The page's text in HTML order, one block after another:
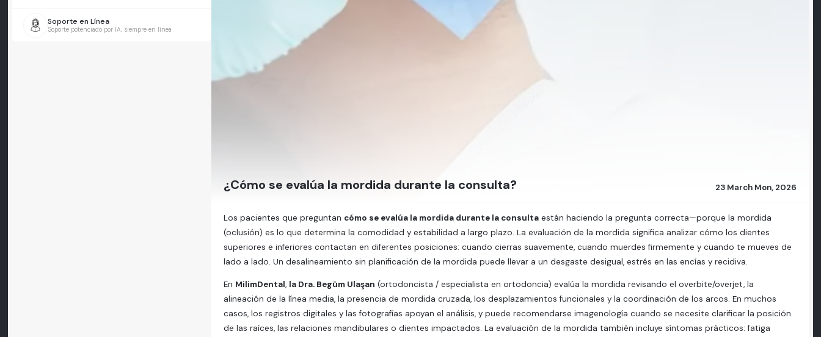
Soporte en Línea
Soporte potenciado por IA, siempre en línea
¿Cómo se evalúa la mordida durante la consulta? 23 March Mon, 2026
Los pacientes que preguntan cómo se evalúa la mordida durante la consulta están haciendo la pregunta correcta—porque la mordida
(oclusión) es lo que determina la comodidad y estabilidad a largo plazo. La evaluación de la mordida significa analizar cómo los dientes
superiores e inferiores contactan en diferentes posiciones: cuando cierras suavemente, cuando muerdes firmemente y cuando te mueves de
lado a lado. Un desalineamiento sin planificación de la mordida puede llevar a un desgaste desigual, estrés en las encías y recidiva.
En MilimDental, la Dra. Begüm Ulaşan (ortodoncista / especialista en ortodoncia) evalúa la mordida revisando el overbite/overjet, la
alineación de la línea media, la presencia de mordida cruzada, los desplazamientos funcionales y la coordinación de los arcos. En muchos
casos, los registros digitales y las fotografías apoyan el análisis, y puede recomendarse imagenología cuando se necesite clarificar la posición
de las raíces, las relaciones mandibulares o dientes impactados. La evaluación de la mordida también incluye síntomas prácticos: fatiga